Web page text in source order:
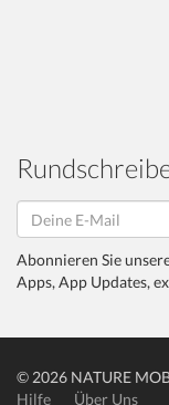
Abonnieren Sie
Apps, App Updates,
© 2026 NATURE
Hilfe
Über Uns